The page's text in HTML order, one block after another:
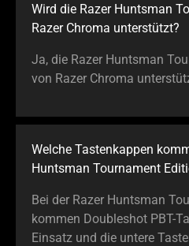
Wird die Razer Huntsman
Razer Chroma unterstützt?
Ja, die Razer Huntsman
von Razer Chroma
Welche Tastenkappen
Huntsman Tournament
Bei der Razer Huntsman
kommen Doubleshot PBT-
Einsatz und die untere